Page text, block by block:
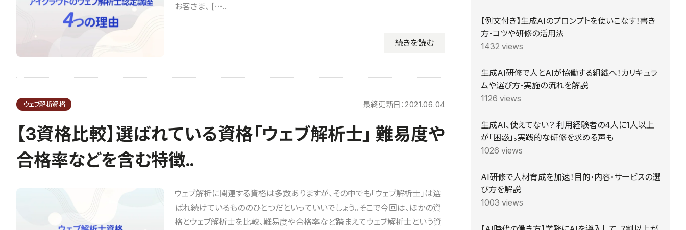
お客さま、 […..
続きを読む
ウェブ解析資格 最終更新日： 2021.06.04
【3資格比較】選ばれている資格「ウェブ解析士」 難易度や
合格率などを含む特徴..
ウェブ解析に関連する資格は多数ありますが、その中でも「ウェブ解析士」は選
ばれ続けているもののひとつだといっていいでしょう。そこで今回は、ほかの資
格とウェブ解析士を比較、難易度や合格率など踏まえてウェブ解析士という資
【例文付き】生成AIのプロンプトを使いこなす！書き
方・コツや研修の活用法
1432 views
生成AI研修で人とAIが協働する組織へ！カリキュラ
ムや選び方・実施の流れを解説
1126 views
生成AI、使えてない？ 利用経験者の4人に1人以上
が「困惑」。実践的な研修を求める声も
1026 views
AI研修で人材育成を加速！目的・内容・サービスの選
び方を解説
1003 views